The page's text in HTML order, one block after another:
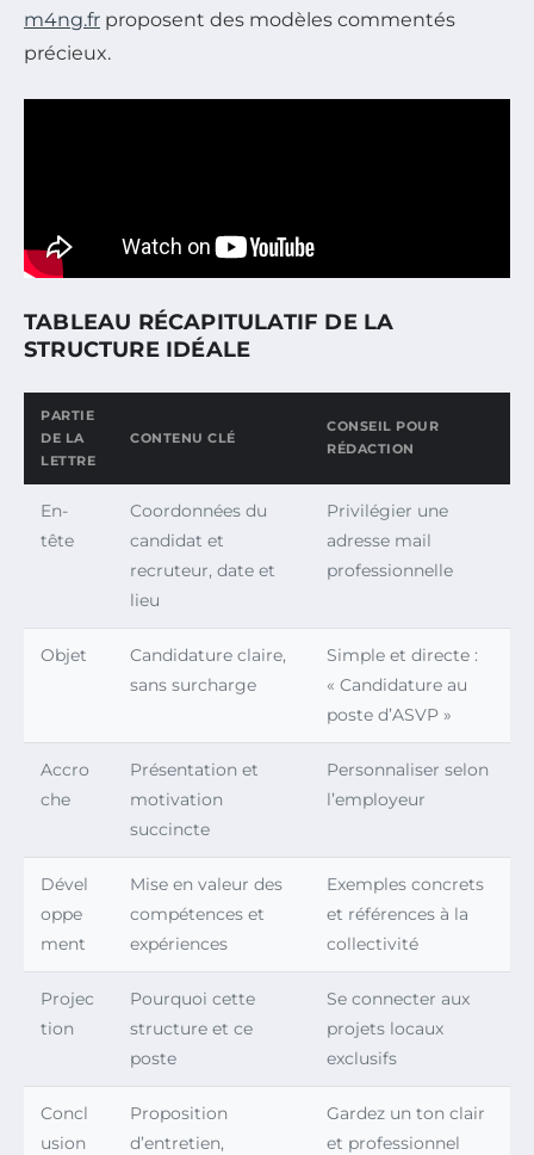
m4ng.fr proposent des modèles commentés
précieux.
TABLEAU RÉCAPITULATIF DE LA
STRUCTURE IDÉALE
PARTIE
DE LA
LETTRE
CONTENU CLÉ
CONSEIL POUR
RÉDACTION
En-
tête
Coordonnées du
candidat et
recruteur, date et
lieu
Privilégier une
adresse mail
professionnelle
Objet
Candidature claire,
sans surcharge
Simple et directe :
« Candidature au
poste d’ASVP »
Accro
che
Présentation et
motivation
succincte
Personnaliser selon
l’employeur
Dével
oppe
ment
Mise en valeur des
compétences et
expériences
Exemples concrets
et références à la
collectivité
Projec
tion
Pourquoi cette
structure et ce
poste
Se connecter aux
projets locaux
exclusifs
Concl
usion
Proposition
d’entretien,
Gardez un ton clair
et professionnel